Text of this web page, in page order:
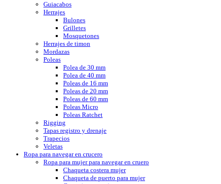
Guiacabos
Herrajes
Bulones
Grilletes
Mosquetones
Herrajes de timon
Mordazas
Poleas
Polea de 30 mm
Polea de 40 mm
Poleas de 16 mm
Poleas de 20 mm
Poleas de 60 mm
Poleas Micro
Poleas Ratchet
Rigging
Tapas registro y drenaje
Trapecios
Veletas
Ropa para navegar en crucero
Ropa para mujer para navegar en cruero
Chaqueta costera mujer
Chaqueta de puerto para mujer